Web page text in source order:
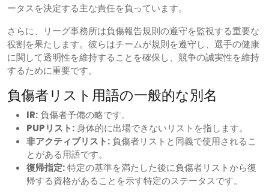
ータスを決定する主な責任を負っています。
さらに、リーグ事務所は負傷報告規則の遵守を監視する重要な
役割を果たします。彼らはチームが規則を遵守し、選手の健康
に関して透明性を維持することを確保し、競争の誠実性を維持
するために重要です。
負傷者リスト用語の一般的な別名
IR: 負傷者予備の略です。
PUPリスト:身体的に出場できないリストを指します。
非アクティブリスト: 負傷者リストと同義で使用されるこ
とがある用語です。
復帰指定:特定の基準を満たした後に負傷者リストから復
帰する資格があることを示す特定のステータスです。